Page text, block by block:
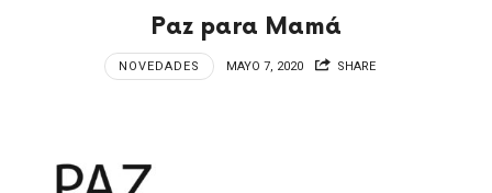
Paz para Mamá
NOVEDADES MAYO 7, 2020 SHARE